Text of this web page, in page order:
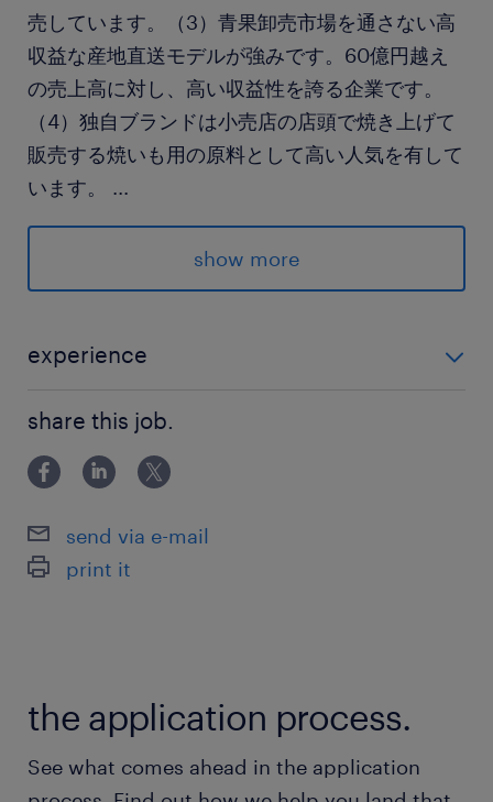
売しています。（3）青果卸売市場を通さない高
収益な産地直送モデルが強みです。60億円越え
の売上高に対し、高い収益性を誇る企業です。
（4）独自ブランドは小売店の店頭で焼き上げて
販売する焼いも用の原料として高い人気を有して
います。 ...
・製造工場での業務経験
業務にチャレンジしたい方
の応募も可能です。
＜歓迎条件＞
かの資格
・食品工場で設備保全業務の経験
健康保険,厚生年金保険,雇用保険,労災保険
待遇・福利厚生
show more
experience
修理経験。または同業務にチャレンジしたい方 ※若手
で工場での就業経験があれば、未経験からの応募も可
能です。 ＜歓迎条件＞ ・ガス溶接、アーク溶接、電
share this job.
send via e-mail
print it
the application process.
See what comes ahead in the application